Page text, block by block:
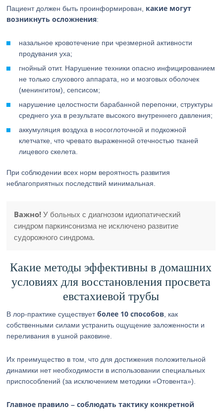
Пациент должен быть проинформирован, какие могут
возникнуть осложнения:
назальное кровотечение при чрезмерной активности
продувания уха;
гнойный отит. Нарушение техники опасно инфицированием
не только слухового аппарата, но и мозговых оболочек
(менингитом), сепсисом;
нарушение целостности барабанной перепонки, структуры
среднего уха в результате высокого внутреннего давления;
аккумуляция воздуха в носоглоточной и подкожной
клетчатке, что чревато выраженной отечностью тканей
лицевого скелета.
При соблюдении всех норм вероятность развития
неблагоприятных последствий минимальная.
Важно! У больных с диагнозом идиопатический
синдром паркинсонизма не исключено развитие
судорожного синдрома.
Какие методы эффективны в домашних
условиях для восстановления просвета
евстахиевой трубы
В лор-практике существуетболее 10 способов , как
собственными силами устранить ощущение заложенности и
переливания в ушной раковине.
Их преимущество в том, что для достижения положительной
динамики нет необходимости в использовании специальных
приспособлений (за исключением методики «Отовента»).
Главное правило – соблюдать тактику конкретной